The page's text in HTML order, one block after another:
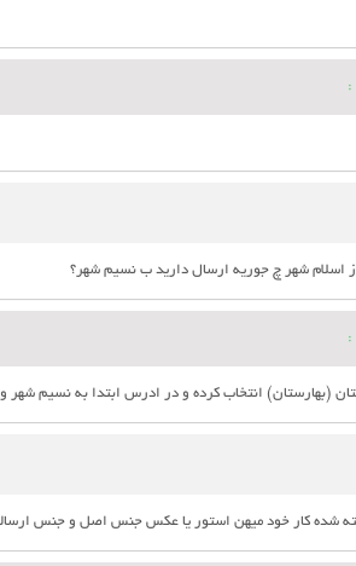
:
اسلام شهر چ جوریه ارسال دارید ب نسیم شهر؟
:
(بهارستان) انتخاب کرده و در ادرس ابتدا به نسیم